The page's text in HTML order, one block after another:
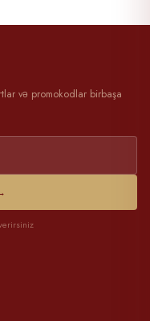
və promokodlar birbaşa